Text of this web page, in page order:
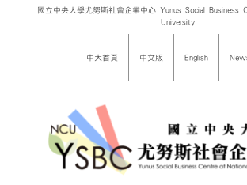
國立中央大學尤努斯社會企業中心 Yunus Social Business
University
中大首頁 中文版 English